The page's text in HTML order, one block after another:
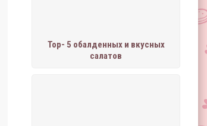
Тор- 5 обалденных и вкусных
салатов